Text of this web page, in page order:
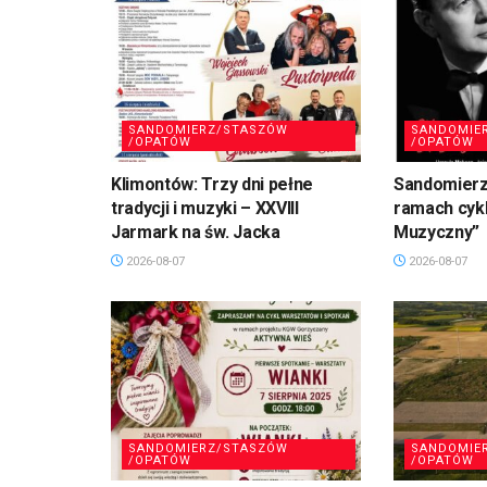
SANDOMIERZ/STASZÓW
/OPATÓW
Klimontów: Trzy dni pełne
tradycji i muzyki – XXVIII
Jarmark na św. Jacka
2026-08-07
/OPATÓW
ramach
Muzyczny”
2026-08-07
SANDOMIERZ/STASZÓW
/OPATÓW
/OPATÓW